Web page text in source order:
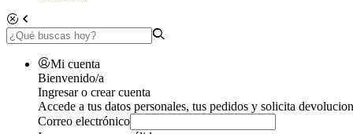
Mi cuenta
Bienvenido/a
Ingresar o crear cuenta
Accede a tus datos personales, tus pedidos y solicita
Correo electrónico